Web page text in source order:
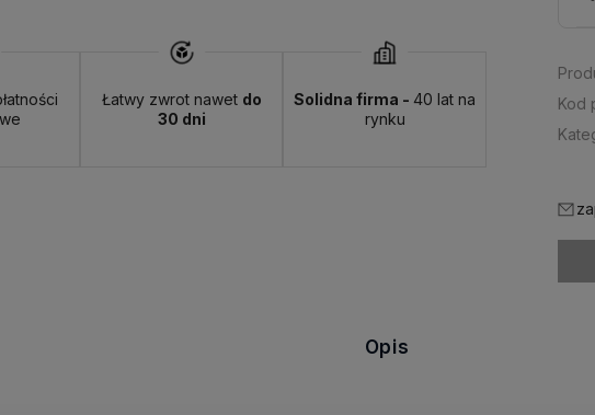
Łatwy zwrot nawet do
30 dni
Solidna firma -40 lat na
rynku
Kod
Opis